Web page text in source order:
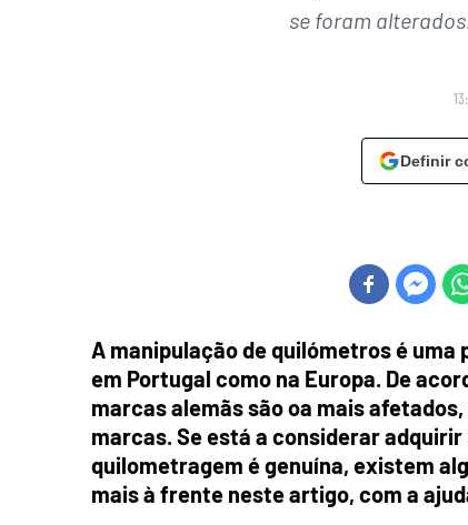
se foram
Definir
A manipulação de quilómetros é
em Portugal como na Europa. De
marcas alemãs são oa mais
marcas. Se está a considerar
quilometragem é genuína, existem
mais à frente neste artigo, com a